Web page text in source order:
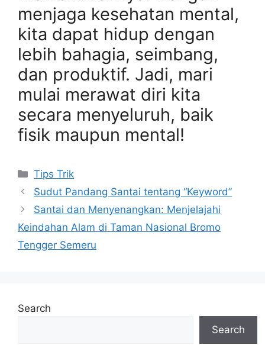
menjaga kesehatan mental,
kita dapat hidup dengan
lebih bahagia, seimbang,
dan produktif. Jadi, mari
mulai merawat diri kita
secara menyeluruh, baik
fisik maupun mental!
Categories
Tips Trik
Sudut Pandang Santai tentang “Keyword”
Santai dan Menyenangkan: Menjelajahi
Keindahan Alam di Taman Nasional Bromo
Tengger Semeru
Search
Search